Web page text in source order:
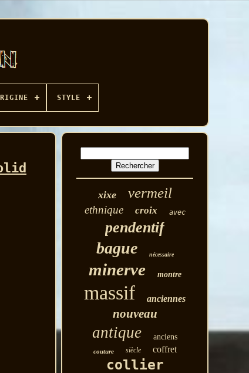
STYLE
xixe vermeil
ethnique croix avec
pendentif
bague nécessaire
minerve montre
massif anciennes
nouveau
antique anciens
couture siècle coffret
collier